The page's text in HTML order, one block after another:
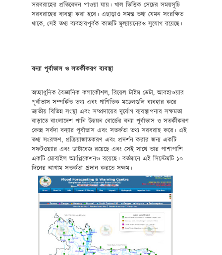
সরবরাহের প্রতিবেদন পাওয়া যায়। খাল ভিত্তিক সেচের সময়সূচি
সরবরাহের ব্যবস্থা করা হবে। এছাড়াও সমস্ত তথ্য যেমন সংরক্ষিত
থাকে, সেই তথ্য ব্যবহারপূর্বক কাজটি মূল্যায়নেরও সুযোগ রয়েছে।
বন্যা পূর্বাভাস ও সতর্কীকরণ ব্যবস্থা
অত্যাধুনিক বৈজ্ঞানিক কলাকৌশল, রিয়েল টাইম ডেটা, আবহাওয়ার
পূর্বাভাস সম্পর্কিত তথ্য এবং গাণিতিক মডেলগুলি ব্যবহার করে
জাতীয় বিভিন্ন সংস্থা এবং সম্প্রদায়ের দুর্যোগ ব্যবস্থাপনার সক্ষমতা
বাড়াতে বাংলাদেশ পানি উন্নয়ন বোর্ডের বন্যা পূর্বাভাস ও সতর্কীকরণ
কেন্দ্র সর্বদা বন্যার পূর্বাভাস এবং সতর্কতা তথ্য সরবরাহ করে। এই
তথ্য সংরক্ষণ, প্রক্রিয়াজাতকরণ এবং প্রদর্শন করার জন্য একটি
সফটওয়্যার এবং ডাটাবেজ রয়েছে এবং সেই সাথে তার পাশাপাশি
একটি মোবাইল অ্যাপ্লিকেশনও রয়েছে। বর্তমানে এই সিস্টেমটি ১০
দিনের আগাম সতর্কতা প্রদান করতে সক্ষম।